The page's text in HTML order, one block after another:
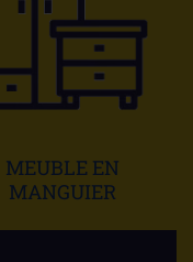
MEUBLE EN
MANGUIER